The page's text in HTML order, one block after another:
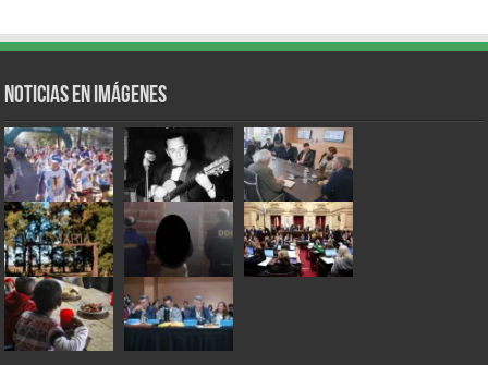
Noticias en Imágenes